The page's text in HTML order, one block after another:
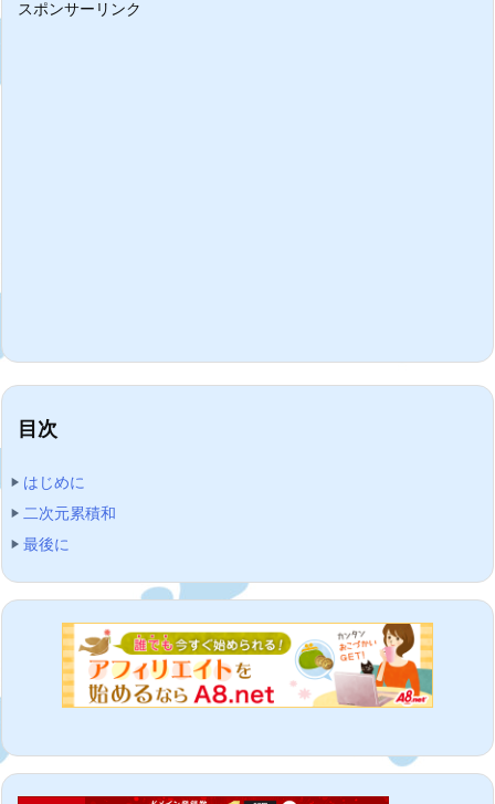
スポンサーリンク
目次
はじめに
二次元累積和
最後に